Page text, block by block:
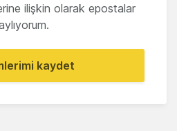
ilişkin olarak epostalar
kaydet